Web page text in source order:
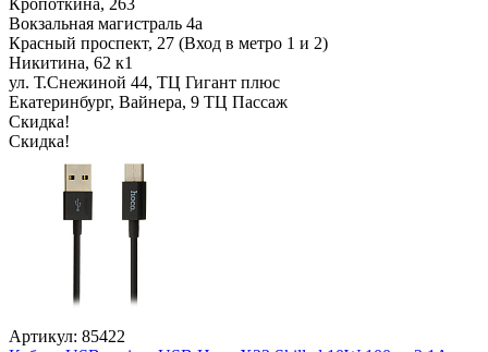
Вокзальная магистраль 4а
Красный проспект, 27 (Вход в метро 1 и 2)
Никитина, 62 к1
ул. Т.Снежиной 44, ТЦ Гигант плюс
Екатеринбург, Вайнера, 9 ТЦ Пассаж
Скидка!
Скидка!
Артикул: 85422